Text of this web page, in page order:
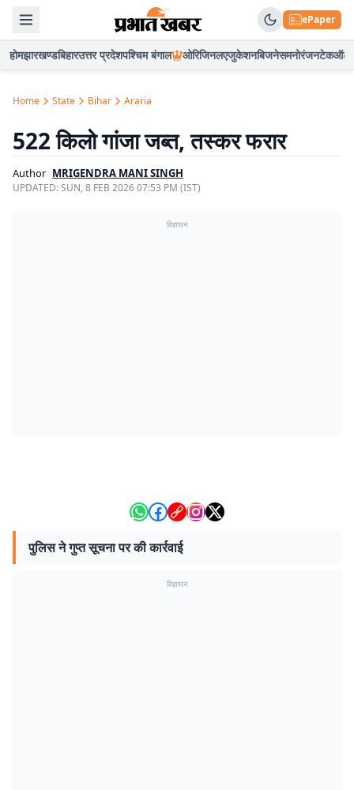
ePaper
होमझारखण्डबिहारउत्तर प्रदेशपश्चिम बंगाल ओरिजिनलएजुकेशनबिजनेसमनोरंजनटेकऑटो
Home State Bihar Araria
522 किलो गांजा जब्त, तस्कर फरार
Author MRIGENDRA MANI SINGH
UPDATED:SUN, 8 FEB 2026 07:53 PM (IST)
विज्ञापन
पुलिस ने गुप्त सूचना पर की कार्रवाई
विज्ञापन